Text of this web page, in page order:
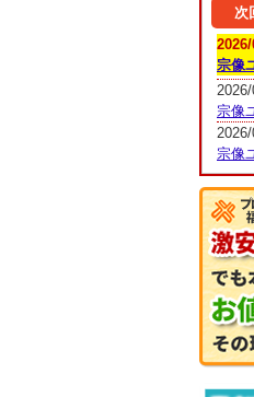
次
2026/
宗像
2026/
宗像
2026/
宗像